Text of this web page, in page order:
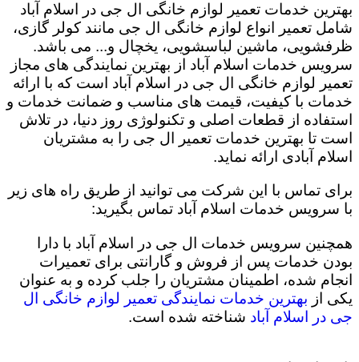
بهترین خدمات تعمیر لوازم خانگی ال جی در اسلام آباد
شامل تعمیر انواع لوازم خانگی ال جی مانند کولر گازی،
ظرفشویی، ماشین لباسشویی، یخچال و... می باشد.
سرویس خدمات اسلام آباد از بهترین نمایندگی های مجاز
تعمیر لوازم خانگی ال جی در اسلام آباد است که با ارائه
خدمات با کیفیت، قیمت های مناسب و ضمانت خدمات و
استفاده از قطعات اصلی و تکنولوژی روز دنیا، در تلاش
است تا بهترین خدمات تعمیر ال جی را به مشتریان
اسلام آبادی ارائه نماید.
برای تماس با این شرکت می توانید از طریق راه های زیر
با سرویس خدمات اسلام آباد تماس بگیرید:
همچنین سرویس خدمات ال جی در اسلام آباد با دارا
بودن خدمات پس از فروش و گارانتی برای تعمیرات
انجام شده، اطمینان مشتریان را جلب کرده و به عنوان
یکی از بهترین خدمات نمایندگی تعمیر لوازم خانگی ال
جی در اسلام آباد شناخته شده است.